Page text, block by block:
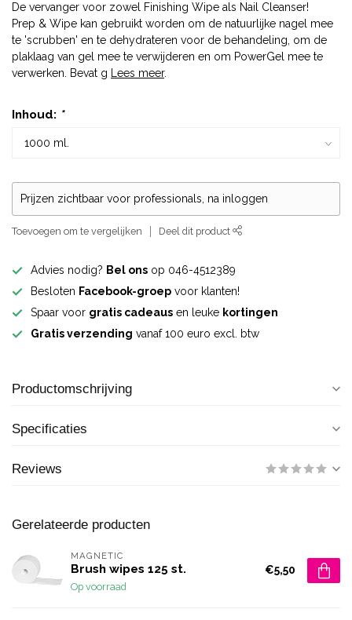
De vervanger voor zowel Finishing Wipe als Nail Cleanser!
Prep & Wipe kan gebruikt worden om de natuurlijke nagel mee
te 'scrubben' en te dehydrateren voor de behandeling, om de
plaklaag van gel mee te verwijderen en om PowerGel mee te
verwerken. Bevat g
Lees meer.
Inhoud: *
Prijzen zichtbaar voor professionals, na inloggen
Toevoegen om te vergelijken Deel dit product
Advies nodig? Bel ons op 046-4512389
Besloten Facebook-groep voor klanten!
Spaar voor gratis cadeaus en leuke kortingen
Gratis verzending vanaf 100 euro excl. btw
Productomschrijving
Specificaties
Reviews
Gerelateerde producten
MAGNETIC
Brush wipes 125 st.
Op voorraad
€5,50